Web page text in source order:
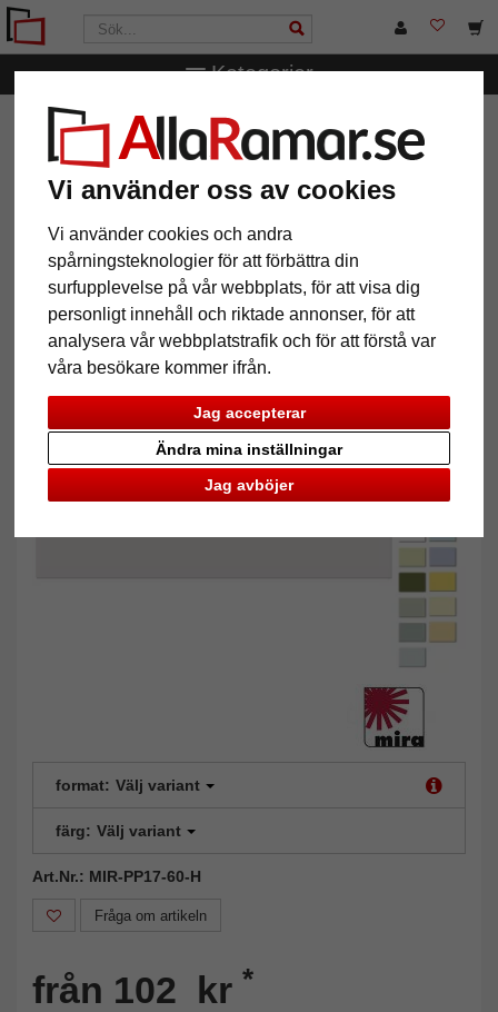
Vi använder oss av cookies
Vi använder cookies och andra
spårningsteknologier för att förbättra din
surfupplevelse på vår webbplats, för att visa dig
personligt innehåll och riktade annonser, för att
analysera vår webbplatstrafik och för att förstå var
våra besökare kommer ifrån.
Jag accepterar
Jag avböjer
Ändra mina inställningar
Kategorier
AllaRamar.se Passepartouter
Galleri passepartout 30x40 cm
Galleri passepartout 30x40 cm
format: Välj variant
färg: Välj variant
Art.Nr.: MIR-PP17-60-H
Fråga om artikeln
från 102 kr *